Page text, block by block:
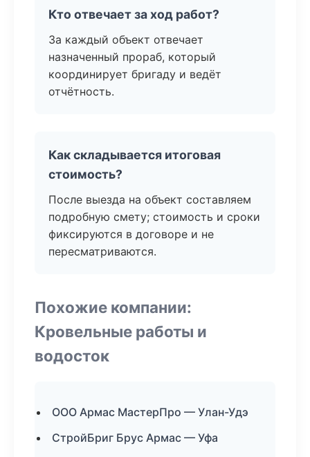
Кто отвечает за ход работ?
За каждый объект отвечает
назначенный прораб, который
координирует бригаду и ведёт
отчётность.
Как складывается итоговая
стоимость?
После выезда на объект составляем
подробную смету; стоимость и сроки
фиксируются в договоре и не
пересматриваются.
Похожие компании:
Кровельные работы и
водосток
ООО Армас МастерПро — Улан-Удэ
СтройБриг Брус Армас — Уфа